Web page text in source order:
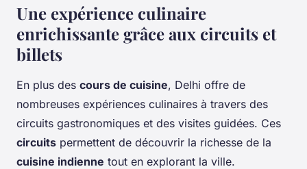
Une expérience culinaire
enrichissante grâce aux circuits et
billets
En plus des cours de cuisine, Delhi offre de
nombreuses expériences culinaires à travers des
circuits gastronomiques et des visites guidées. Ces
circuits permettent de découvrir la richesse de la
cuisine indienne tout en explorant la ville.